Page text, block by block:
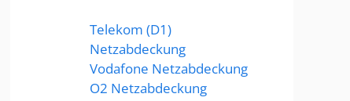
Telekom (D1)
Netzabdeckung
Vodafone Netzabdeckung
O2 Netzabdeckung